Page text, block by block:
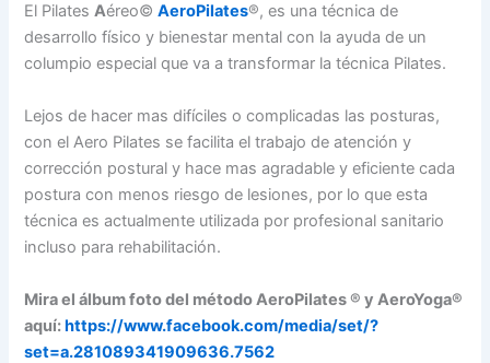
El PilatesAéreo©AeroPilates®, es una técnica de
desarrollo físico y bienestar mental con la ayuda de un
columpio especial que va a transformar la técnica Pilates.
Lejos de hacer mas difíciles o complicadas las posturas,
con el Aero Pilates se facilita el trabajo de atención y
corrección postural y hace mas agradable y eficiente cada
postura con menos riesgo de lesiones, por lo que esta
técnica es actualmente utilizada por profesional sanitario
incluso para rehabilitación.
Mira el álbum foto del método AeroPilates ® y AeroYoga®
aquí:https://www.facebook.com/media/set/?
set=a.281089341909636.7562